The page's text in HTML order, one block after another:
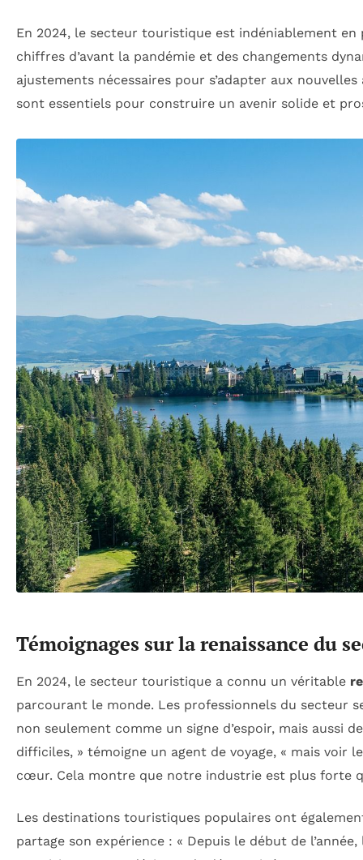
En 2024, le secteur touristique est indéniablement
chiffres d’avant la pandémie et des changements
ajustements nécessaires pour s’adapter aux
sont essentiels pour construire un avenir solide et
Témoignages sur la renaissance du
En 2024, le secteur touristique a connu un véritable
parcourant le monde. Les professionnels du secteur
non seulement comme un signe d’espoir, mais aussi
difficiles, » témoigne un agent de voyage, « mais
cœur. Cela montre que notre industrie est plus forte
Les destinations touristiques populaires ont
partage son expérience : « Depuis le début de